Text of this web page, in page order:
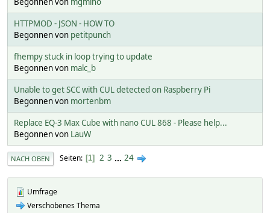
HTTPMOD - JSON - HOW TO
Begonnen von petitpunch
fhempy stuck in loop trying to update
Begonnen von malc_b
Unable to get SCC with CUL detected on Raspberry Pi
Begonnen von mortenbm
Replace EQ-3 Max Cube with nano CUL 868 - Please help...
Begonnen von LauW
NACH OBEN Seiten 1 2 3 ... 24
Umfrage
Verschobenes Thema